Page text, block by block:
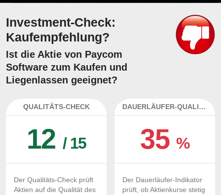
Investment-Check:
Kaufempfehlung?
Ist die Aktie von Paycom
Software zum Kaufen und
Liegenlassen geeignet?
QUALITÄTS-CHECK
12 / 15
Der Qualitäts-Check prüft
Aktien auf die Qualität des
DAUERLÄUFER-QUALITÄTEN
35%
Der Dauerläufer-Indikator
prüft, ob Aktienkurse stetig